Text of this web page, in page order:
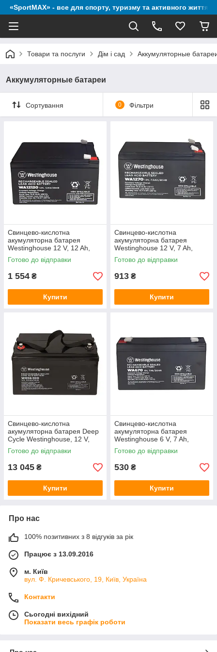
«SportMAX» - все для спорту, туризму та активного життя
Товари та послуги Дім і сад Аккумуляторные
Аккумуляторные батареи
Сортування 0 Фільтри
Свинцево-кислотна
акумуляторна батарея
Westinghouse 12 V, 12 Ah,
terminal F2, 1 шт 95*98*151
мм
Готово до відправки
1 554 ₴
Купити
Свинцево-кислотна
акумуляторна батарея
Westinghouse 12 V, 7 Ah,
terminal F2, 1 шт. 94*65*151
мм
Готово до відправки
913 ₴
Купити
Свинцево-кислотна
акумуляторна батарея Deep
Cycle Westinghouse, 12 V,
100 Ah terminal T16, 1 шт.
214*171*330 мм
Готово до відправки
13 045 ₴
Купити
Свинцево-кислотна
акумуляторна батарея
Westinghouse 6 V, 7 Ah,
terminal F2, 1 шт. 94*34*151
мм
Готово до відправки
530 ₴
Купити
Про нас
100% позитивних з 8 відгуків за рік
Працює з 13.09.2016
м. Київ
вул. Ф. Кричевського, 19, Київ, Україна
Контакти
Сьогодні вихідний
Показати весь графік роботи